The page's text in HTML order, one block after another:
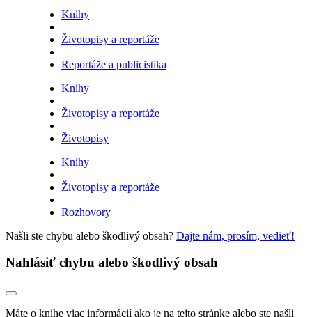
Knihy
Životopisy a reportáže
Reportáže a publicistika
Knihy
Životopisy a reportáže
Životopisy
Knihy
Životopisy a reportáže
Rozhovory
Našli ste chybu alebo škodlivý obsah? Dajte nám, prosím, vedieť!
Nahlásiť chybu alebo škodlivý obsah
Máte o knihe viac informácií ako je na tejto stránke alebo ste našli